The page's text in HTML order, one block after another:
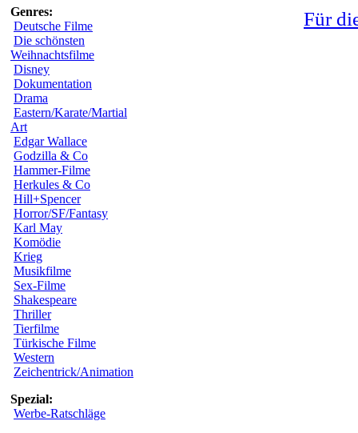
Genres:
Deutsche Filme
Die schönsten
Weihnachtsfilme
Disney
Dokumentation
Drama
Eastern/Karate/Martial
Art
Edgar Wallace
Godzilla & Co
Hammer-Filme
Herkules & Co
Hill+Spencer
Horror/SF/Fantasy
Karl May
Komödie
Krieg
Musikfilme
Sex-Filme
Shakespeare
Thriller
Tierfilme
Türkische Filme
Western
Zeichentrick/Animation
Spezial:
Werbe-Ratschläge
Für